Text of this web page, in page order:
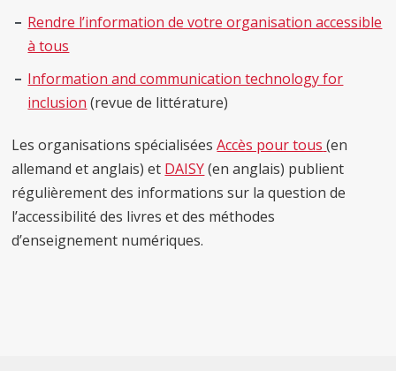
Rendre l’information de votre organisation accessible
à tous
Information and communication technology for
inclusion (revue de littérature)
Les organisations spécialiséesAccès pour tous (en
allemand et anglais) et DAISY(en anglais) publient
régulièrement des informations sur la question de
l’accessibilité des livres et des méthodes
d’enseignement numériques.